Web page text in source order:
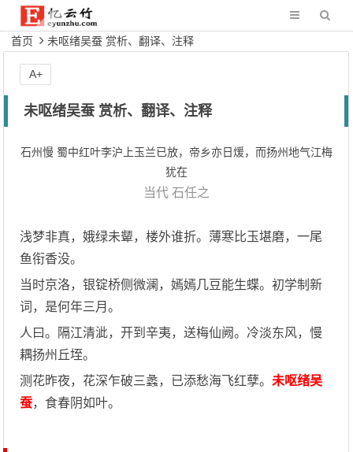
首页 未呕绪吴蚕 赏析、翻译、注释
未呕绪吴蚕 赏析、翻译、注释
石州慢 蜀中红叶李沪上玉兰已放，帝乡亦日煖，而扬州地气江梅
犹在
当代 石任之
浅梦非真，娥绿未颦，楼外谁折。薄寒比玉堪磨，一尾
鱼衔香没。
当时京洛，银锭桥侧微澜，嫣嫣几豆能生蝶。初学制新
词，是何年三月。
人曰。隔江清泚，开到辛夷，送梅仙阙。冷淡东风，慢
耦扬州丘垤。
测花昨夜，花深乍破三蠡，已添愁海飞红孽。 未呕绪吴
蚕，食春阴如叶。
A+